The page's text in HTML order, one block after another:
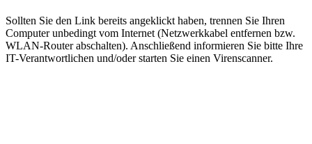
Sollten Sie den Link bereits angeklickt haben, trennen Sie Ihren
Computer unbedingt vom Internet (Netzwerkkabel entfernen bzw.
WLAN-Router abschalten). Anschließend informieren Sie bitte Ihre
IT-Verantwortlichen und/oder starten Sie einen Virenscanner.